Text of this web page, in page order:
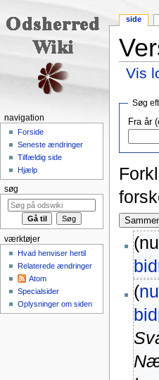
Vis
Søg
Fra år
(
side
navigation
Forside
Seneste ændringer
Tilfældig side
Hjælp
søg
værktøjer
Hvad henviser hertil
Relaterede ændringer
Atom
Specialsider
Oplysninger om siden